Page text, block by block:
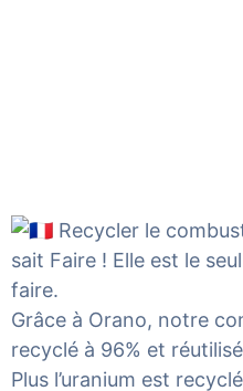
Recycler le
sait Faire ! Elle est le
faire.
Grâce à Orano, notre
recyclé à 96% et
Plus l’uranium est